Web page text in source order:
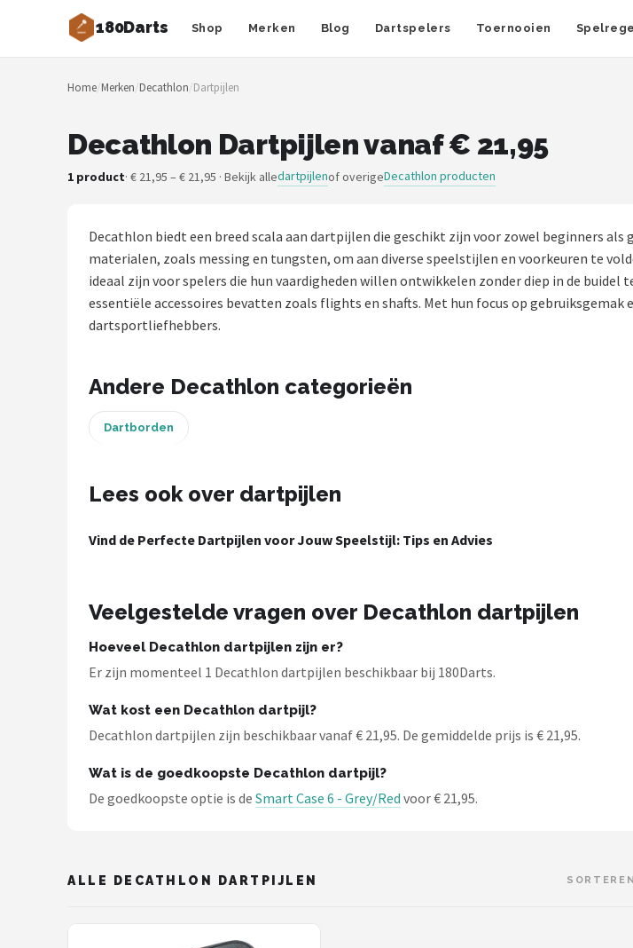
180Darts Shop Merken Blog Dartspelers Toernooien
Zoeken
NAVIGATIE
Merken
Dartspelers
Toernooien
Uitgooilijst
Dartshop
Winmau
ABC Darts
Red Dragon
Home/Merken/Decathlon/Dartpijlen
Decathlon Dartpijlen vanaf € 21,95
1 product· € 21,95 – € 21,95 · Bekijk alledartpijlenof overigeDecathlon producten
Decathlon biedt een breed scala aan dartpijlen die geschikt zijn voor zowel beginners
materialen, zoals messing en tungsten, om aan diverse speelstijlen en voorkeuren te
ideaal zijn voor spelers die hun vaardigheden willen ontwikkelen zonder diep in de
essentiële accessoires bevatten zoals flights en shafts. Met hun focus op
dartsportliefhebbers.
Andere Decathlon categorieën
Dartborden
Lees ook over dartpijlen
Vind de Perfecte Dartpijlen voor Jouw Speelstijl: Tips en Advies
Veelgestelde vragen over Decathlon dartpijlen
Hoeveel Decathlon dartpijlen zijn er?
Er zijn momenteel 1 Decathlon dartpijlen beschikbaar bij 180Darts.
Wat kost een Decathlon dartpijl?
Decathlon dartpijlen zijn beschikbaar vanaf € 21,95. De gemiddelde prijs is € 21,95.
Wat is de goedkoopste Decathlon dartpijl?
De goedkoopste optie is de Smart Case 6 - Grey/Red voor € 21,95.
ALLE DECATHLON DARTPIJLEN